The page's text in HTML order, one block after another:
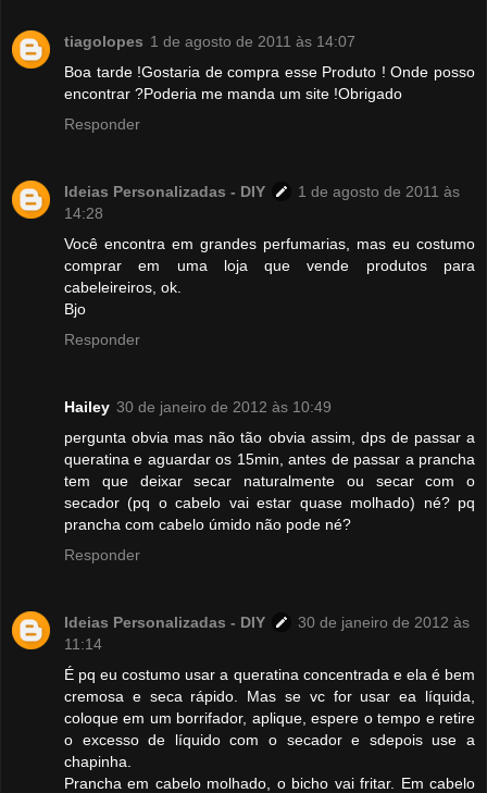
tiagolopes 1 de agosto de 2011 às 14:07
Boa tarde !Gostaria de compra esse Produto ! Onde posso
encontrar ?Poderia me manda um site !Obrigado
Responder
Ideias Personalizadas - DIY
1 de agosto de 2011 às
14:28
Você encontra em grandes perfumarias, mas eu costumo
comprar em uma loja que vende produtos para
cabeleireiros, ok.
Bjo
Responder
Hailey 30 de janeiro de 2012 às 10:49
pergunta obvia mas não tão obvia assim, dps de passar a
queratina e aguardar os 15min, antes de passar a prancha
tem que deixar secar naturalmente ou secar com o
secador (pq o cabelo vai estar quase molhado) né? pq
prancha com cabelo úmido não pode né?
Responder
Ideias Personalizadas - DIY
30 de janeiro de 2012 às
11:14
É pq eu costumo usar a queratina concentrada e ela é bem
cremosa e seca rápido. Mas se vc for usar ea líquida,
coloque em um borrifador, aplique, espere o tempo e retire
o excesso de líquido com o secador e sdepois use a
chapinha.
Prancha em cabelo molhado, o bicho vai fritar. Em cabelo